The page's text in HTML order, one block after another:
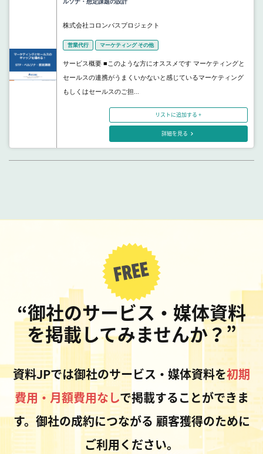
ルソナ・想定課題の設計
株式会社コロンバスプロジェクト
営業代行 マーケティング その他
サービス概要 ■このような方にオススメです マーケティングと
セールスの連携がうまくいかないと感じているマーケティング
もしくはセールスのご担...
リストに追加する +
詳細を見る
“御社のサービス・媒体資料
を掲載してみませんか？”
資料JPでは御社のサービス・媒体資料を初期
費用・月額費用なしで掲載することができま
す。御社の成約につながる 顧客獲得のために
ご利用ください。